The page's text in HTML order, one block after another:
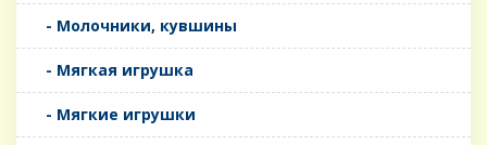
- Молочники, кувшины
- Мягкая игрушка
- Мягкие игрушки